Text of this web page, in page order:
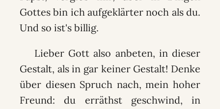
Gottes bin ich aufgeklärter noch als du.
Und so ist's billig.
Lieber Gott also anbeten, in dieser
Gestalt, als in gar keiner Gestalt! Denke
über diesen Spruch nach, mein hoher
Freund: du erräthst geschwind, in